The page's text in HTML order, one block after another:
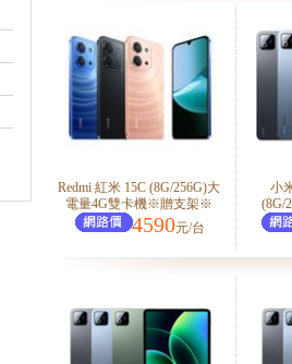
Redmi 紅米 15C (8G/256G)大
電量4G雙卡機※贈支架※
4590元/台
小
(8G/